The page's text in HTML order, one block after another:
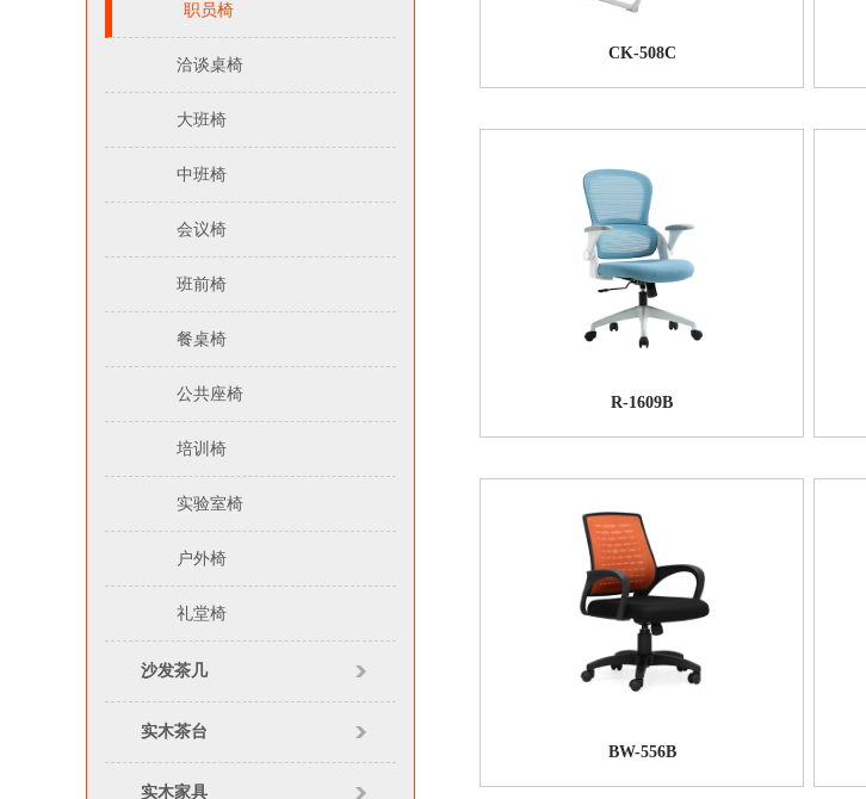
职员椅
洽谈桌椅
大班椅
中班椅
会议椅
班前椅
餐桌椅
公共座椅
培训椅
实验室椅
户外椅
礼堂椅
沙发茶几
实木茶台
实木家具
CK-508C
R-1609B
BW-556B